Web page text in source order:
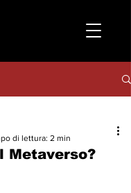
Metaverso?
di lettura: 2 min